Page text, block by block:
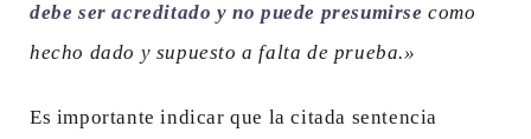
debe ser acreditado y no puede presumirse como
hecho dado y supuesto a falta de prueba.»
Es importante indicar que la citada sentencia